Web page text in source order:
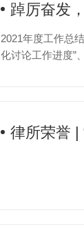
踔厉奋发
2021年度工作总
化讨论工作进度”
律所荣誉